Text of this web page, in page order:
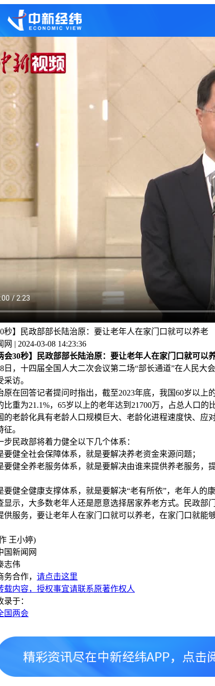
秒】民政部部长陆治原：要让老年人在家门口就可以养老
网 | 2024-03-08 14:23:36
会30秒】民政部部长陆治原：要让老年人在家门口就可以
，十四届全国人大二次会议第二场“部长通道”在人民大
采访。
回答记者提问时指出，截至2023年底，我国60岁以上
比重为21.1%，65岁以上的老年达到21700万，占总人口的比
龄化具有老龄人口规模巨大、老龄化进程速度快、应
。
政部将着力健全以下几个体系：
全社会保障体系，就是要解决养老资金来源问题；
全养老服务体系，就是要解决由谁来提供养老服务，
全健康支撑体系，就是要解决“老有所依”，老年人的康
，大多数老年人还是愿意选择居家养老方式。民政部
供服务，要让老年人在家门口就可以养老，在家门口就能
王小婷)
国新闻网
志伟
务合作， 请点击这里
载内容，授权事宜请联系原著作权人
于：
国两会